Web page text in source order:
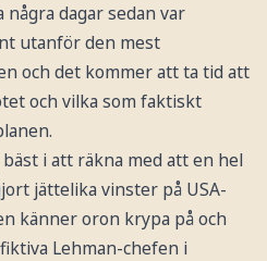
några dagar sedan var
utanför den mest
och det kommer att ta tid att
och vilka som faktiskt
i att räkna med att en hel
jättelika vinster på USA-
känner oron krypa på och
Lehman-chefen i